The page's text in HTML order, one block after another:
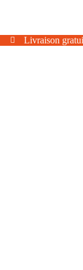
Livraison